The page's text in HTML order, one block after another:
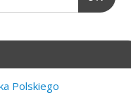
Polskiego